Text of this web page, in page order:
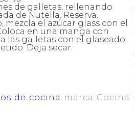
de galletas, rellenando
de Nutella. Reserva.
mezcla el azúcar glass con el
en una manga con
las galletas con el glaseado
Deja secar.
de cocina marca Cocina